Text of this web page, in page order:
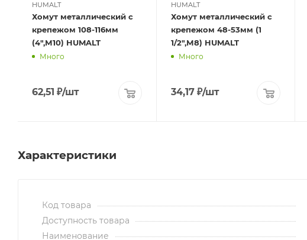
HUMALT
Хомут металлический с
крепежом 108-116мм
(4",М10) HUMALT
Много
62,51 ₽/шт
HUMALT
Хомут металлический с
крепежом 48-53мм (1
1/2",М8) HUMALT
Много
34,17₽/шт
Характеристики
Код товара
Доступность товара
Наименование